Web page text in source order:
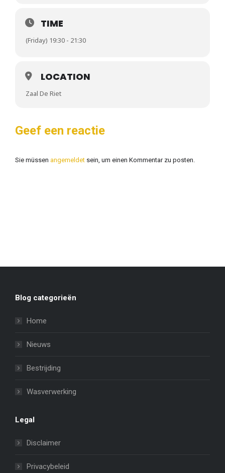
TIME
(Friday) 19:30 - 21:30
LOCATION
Zaal De Riet
Geef een reactie
Sie müssen angemeldet sein, um einen Kommentar zu posten.
Blog categorieën
Home
Nieuws
Bestrijding
Wasverwerking
Legal
Disclaimer
Privacybeleid